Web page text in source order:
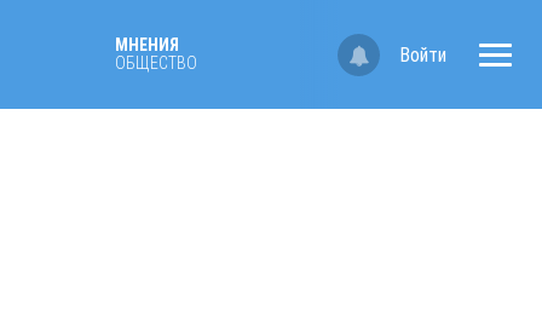
МНЕНИЯ
ОБЩЕСТВО
Войти